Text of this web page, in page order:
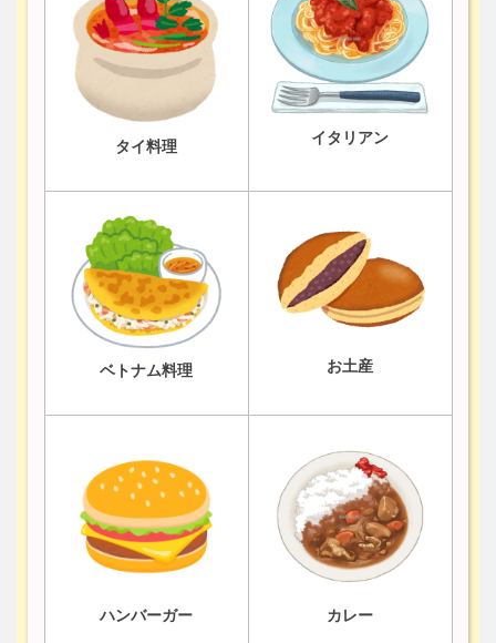
タイ料理
イタリアン
ベトナム料理 お土産
ハンバーガー カレー